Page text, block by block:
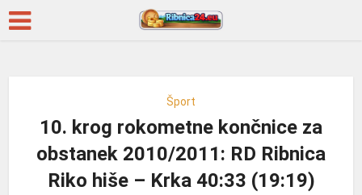
Šport
10. krog rokometne končnice za
obstanek 2010/2011: RD Ribnica
Riko hiše – Krka 40:33 (19:19)